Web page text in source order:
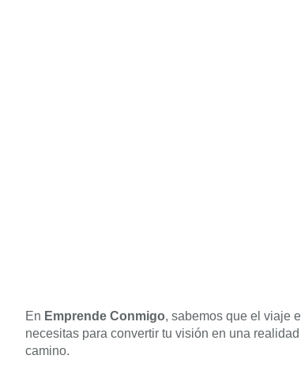
En Emprende Conmigo, sabemos que el viaje
necesitas para convertir tu visión en una
camino.